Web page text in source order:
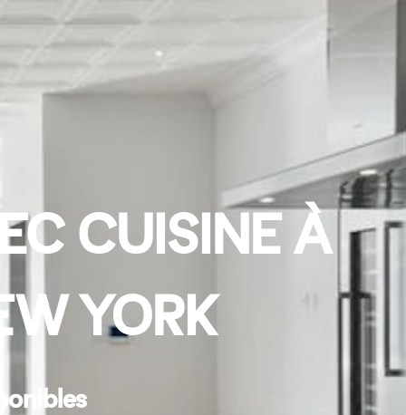
CUISINE À
YORK